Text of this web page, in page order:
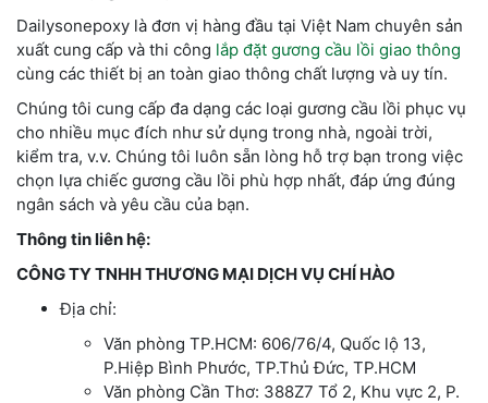
Dailysonepoxy là đơn vị hàng đầu tại Việt Nam chuyên sản
xuất cung cấp và thi công lắp đặt gương cầu lồi giao thông
cùng các thiết bị an toàn giao thông chất lượng và uy tín.
Chúng tôi cung cấp đa dạng các loại gương cầu lồi phục vụ
cho nhiều mục đích như sử dụng trong nhà, ngoài trời,
kiểm tra, v.v. Chúng tôi luôn sẵn lòng hỗ trợ bạn trong việc
chọn lựa chiếc gương cầu lồi phù hợp nhất, đáp ứng đúng
ngân sách và yêu cầu của bạn.
Thông tin liên hệ:
CÔNG TY TNHH THƯƠNG MẠI DỊCH VỤ CHÍ HÀO
Địa chỉ:
Văn phòng TP.HCM: 606/76/4, Quốc lộ 13,
P.Hiệp Bình Phước, TP.Thủ Đức, TP.HCM
Văn phòng Cần Thơ: 388Z7 Tổ 2, Khu vực 2, P.